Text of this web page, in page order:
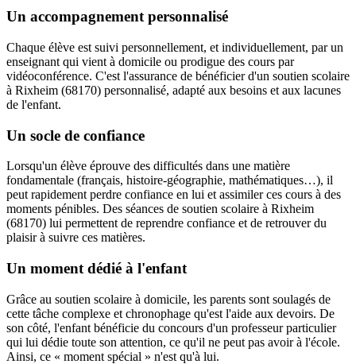
Un accompagnement personnalisé
Chaque élève est suivi personnellement, et individuellement, par un
enseignant qui vient à domicile ou prodigue des cours par
vidéoconférence. C'est l'assurance de bénéficier d'un soutien scolaire
à Rixheim (68170) personnalisé, adapté aux besoins et aux lacunes
de l'enfant.
Un socle de confiance
Lorsqu'un élève éprouve des difficultés dans une matière
fondamentale (français, histoire-géographie, mathématiques…), il
peut rapidement perdre confiance en lui et assimiler ces cours à des
moments pénibles. Des séances de soutien scolaire à Rixheim
(68170) lui permettent de reprendre confiance et de retrouver du
plaisir à suivre ces matières.
Un moment dédié à l'enfant
Grâce au soutien scolaire à domicile, les parents sont soulagés de
cette tâche complexe et chronophage qu'est l'aide aux devoirs. De
son côté, l'enfant bénéficie du concours d'un professeur particulier
qui lui dédie toute son attention, ce qu'il ne peut pas avoir à l'école.
Ainsi, ce « moment spécial » n'est qu'à lui.